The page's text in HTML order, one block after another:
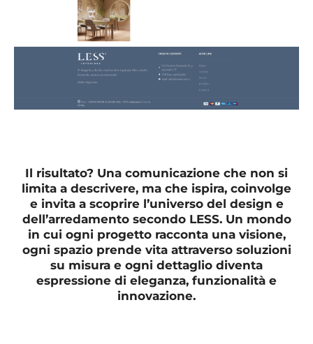
Il risultato? Una comunicazione che non si
limita a descrivere, ma che ispira, coinvolge
e invita a scoprire l’universo del design e
dell’arredamento secondo LESS. Un mondo
in cui ogni progetto racconta una visione,
ogni spazio prende vita attraverso soluzioni
su misura e ogni dettaglio diventa
espressione di eleganza, funzionalità e
innovazione.